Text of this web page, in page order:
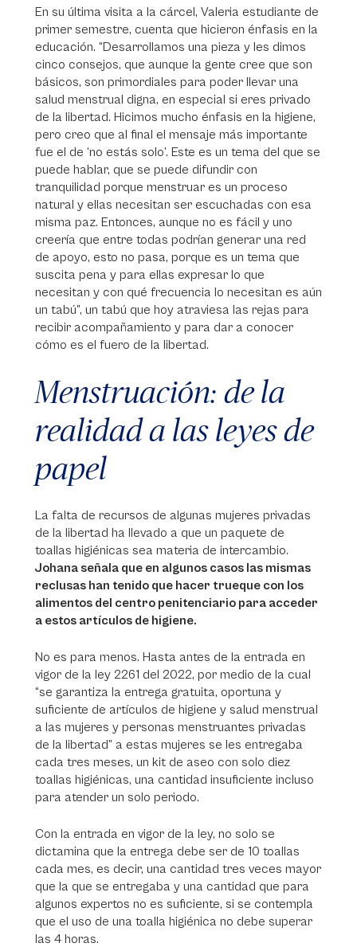
En su última visita a la cárcel, Valeria estudiante de
primer semestre, cuenta que hicieron énfasis en la
educación. “Desarrollamos una pieza y les dimos
cinco consejos, que aunque la gente cree que son
básicos, son primordiales para poder llevar una
salud menstrual digna, en especial si eres privado
de la libertad. Hicimos mucho énfasis en la higiene,
pero creo que al final el mensaje más importante
fue el de ‘no estás solo’. Este es un tema del que se
puede hablar, que se puede difundir con
tranquilidad porque menstruar es un proceso
natural y ellas necesitan ser escuchadas con esa
misma paz. Entonces, aunque no es fácil y uno
creería que entre todas podrían generar una red
de apoyo, esto no pasa, porque es un tema que
suscita pena y para ellas expresar lo que
necesitan y con qué frecuencia lo necesitan es aún
un tabú”, un tabú que hoy atraviesa las rejas para
recibir acompañamiento y para dar a conocer
cómo es el fuero de la libertad.
Menstruación: de la
realidad a las leyes de
papel
La falta de recursos de algunas mujeres privadas
de la libertad ha llevado a que un paquete de
toallas higiénicas sea materia de intercambio.
Johana señala que en algunos casos las mismas
reclusas han tenido que hacer trueque con los
alimentos del centro penitenciario para acceder
a estos artículos de higiene.
No es para menos. Hasta antes de la entrada en
vigor de la ley 2261 del 2022, por medio de la cual
“se garantiza la entrega gratuita, oportuna y
suficiente de artículos de higiene y salud menstrual
a las mujeres y personas menstruantes privadas
de la libertad” a estas mujeres se les entregaba
cada tres meses, un kit de aseo con solo diez
toallas higiénicas, una cantidad insuficiente incluso
para atender un solo periodo.
Con la entrada en vigor de la ley, no solo se
dictamina que la entrega debe ser de 10 toallas
cada mes, es decir, una cantidad tres veces mayor
que la que se entregaba y una cantidad que para
algunos expertos no es suficiente, si se contempla
que el uso de una toalla higiénica no debe superar
las 4 horas.